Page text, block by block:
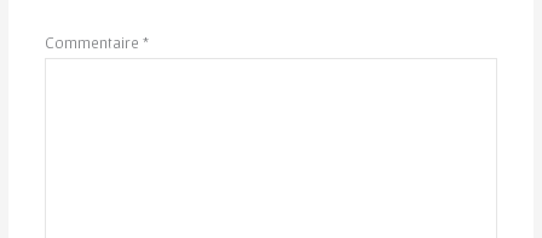
Commentaire *